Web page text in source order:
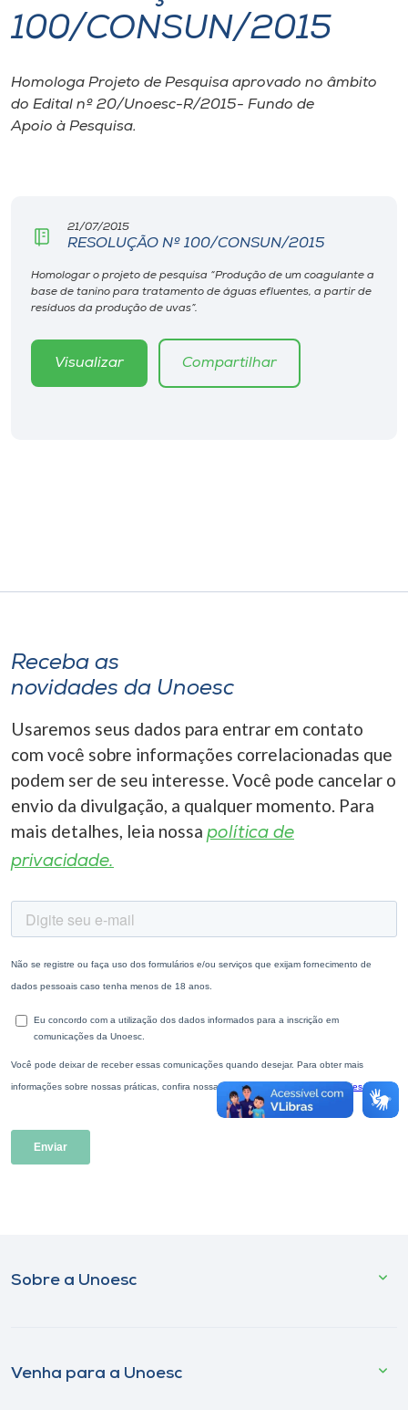
I.nova
Diplomados
Editora
Rádio
o idioma
A-
100/CONSUN/2015
Homologa Projeto de Pesquisa aprovado no âmbito
do Edital nº 20/Unoesc-R/2015- Fundo de
Apoio à Pesquisa.
21/07/2015
RESOLUÇÃO Nº 100/CONSUN/2015
Homologar o projeto de pesquisa “Produção de um coagulante a
base de tanino para tratamento de águas efluentes, a partir de
resíduos da produção de uvas”.
Visualizar Compartilhar
Receba as
novidades da Unoesc
Usaremos seus dados para entrar em contato
com você sobre informações correlacionadas que
podem ser de seu interesse. Você pode cancelar o
envio da divulgação, a qualquer momento. Para
mais detalhes, leia nossa política de
privacidade.
Sobre a Unoesc
Venha para a Unoesc